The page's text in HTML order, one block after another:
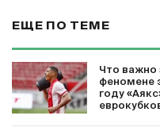
ЕЩЕ ПО ТЕМЕ
Что важно
феномене
году